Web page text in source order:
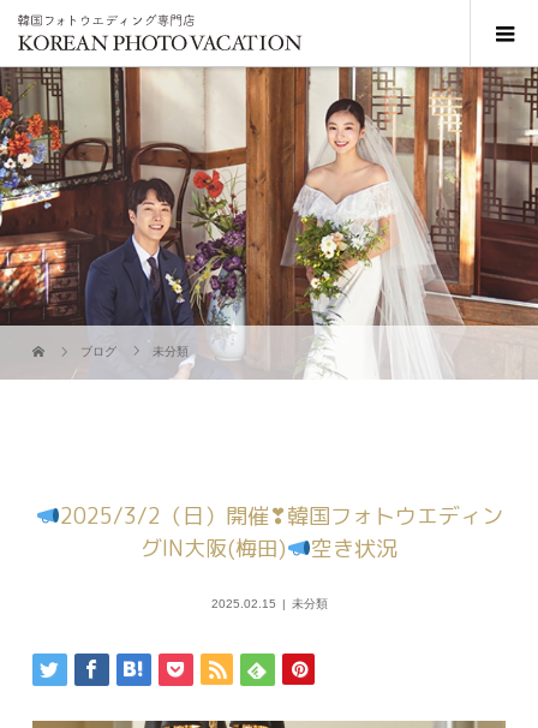
ブログ 未分類
2025/3/2（日）開催❣韓国フォトウエディン
グIN大阪(梅田)
空き状況
2025.02.15 未分類